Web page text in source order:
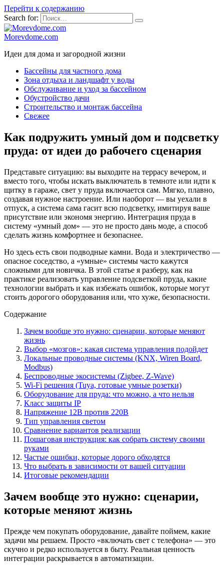
Перейти к содержанию
Search for:
Morevdome.com
Идеи для дома и загородной жизни
Бассейны для частного дома
Зона отдыха и ландшафт у воды
Обслуживание и уход за бассейном
Обустройство дачи
Строительство и монтаж бассейна
Свежее
Как подружить умный дом и подсветку
пруда: от идеи до рабочего сценария
Представьте ситуацию: вы выходите на террасу вечером, и
вместо того, чтобы искать выключатель в темноте или идти к
щитку в гараже, свет у пруда включается сам. Мягко, плавно,
создавая нужное настроение. Или наоборот — вы уехали в
отпуск, а система сама гасит всю подсветку, имитируя ваше
присутствие или экономя энергию. Интеграция пруда в
систему «умный дом» — это не просто дань моде, а способ
сделать жизнь комфортнее и безопаснее.
Но здесь есть свои подводные камни. Вода и электричество —
опасное соседство, а «умные» системы часто кажутся
сложными для новичка. В этой статье я разберу, как на
практике реализовать управление подсветкой пруда, какие
технологии выбрать и как избежать ошибок, которые могут
стоить дорогого оборудования или, что хуже, безопасности.
Содержание
Зачем вообще это нужно: сценарии, которые меняют
жизнь
Выбор «мозгов»: какая система управления подойдет
Локальные проводные системы (KNX, Wiren Board,
Modbus)
Беспроводные экосистемы (Zigbee, Z-Wave)
Wi-Fi решения (Tuya, готовые умные розетки)
Оборудование для пруда: что можно, а что нельзя
Класс защиты IP
Напряжение 12В против 220В
Тип управления светом
Сравнение вариантов реализации
Пошаговая инструкция: как собрать систему своими
руками
Частые ошибки, которые дорого обходятся
Что выбрать в зависимости от вашей ситуации
Итоговые рекомендации
Зачем вообще это нужно: сценарии,
которые меняют жизнь
Прежде чем покупать оборудование, давайте поймем, какие
задачи мы решаем. Просто «включать свет с телефона» — это
скучно и редко используется в быту. Реальная ценность
интеграции раскрывается в автоматизации.